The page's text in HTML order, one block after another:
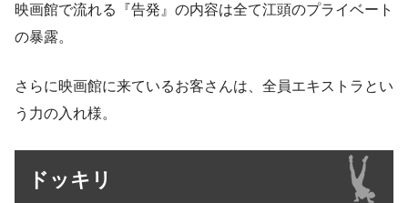
映画館で流れる『告発』の内容は全て江頭のプライベート
の暴露。
さらに映画館に来ているお客さんは、全員エキストラとい
う力の入れ様。
ドッキリ